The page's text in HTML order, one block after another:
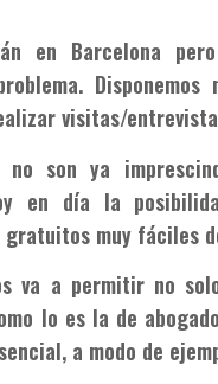
en Barcelona
visitas/
no son ya
en día la
gratuitos muy fáciles
va a permitir no
lo es la de
a modo de